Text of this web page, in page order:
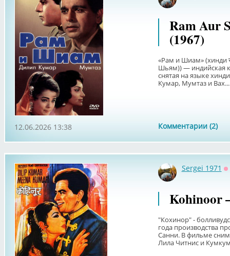
Ram Aur
(1967)
«Рам и Шиам» (хинди
Шьям)) — индийская
снятая на языке
Кумар, Мумтаз и Вах...
Комментарии (2)
12.06.2026 13:38
Sergei 1971
Kohinoor
"Кохинор" -
года производства
Санни. В фильме
Лила Читнис и